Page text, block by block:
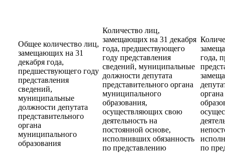
Общее количество лиц,
замещающих на 31
декабря года,
предшествующего году
представления
сведений,
муниципальные
должности депутата
представительного
органа
муниципального
образования
Количество лиц,
замещающих на 31 декабря
года, предшествующего
году представления
сведений, муниципальные
должности депутата
представительного органа
муниципального
образования,
осуществляющих свою
деятельность на
постоянной основе,
исполнивших обязанность
по представлению
года,
по